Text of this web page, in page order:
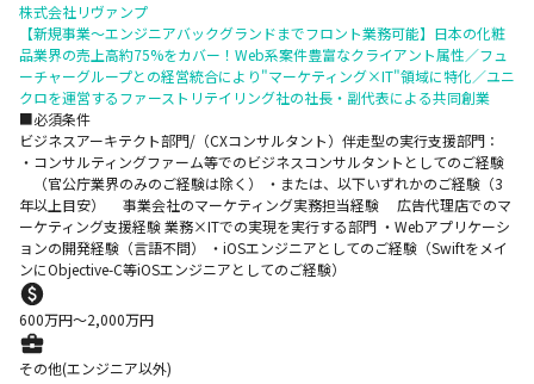
株式会社リヴァンプ
【新規事業～エンジニアバックグランドまでフロント業務可能】日本の化粧
品業界の売上高約75%をカバー！Web系案件豊富なクライアント属性／フュ
ーチャーグループとの経営統合により"マーケティング×IT"領域に特化／ユニ
クロを運営するファーストリテイリング社の社長・副代表による共同創業
■必須条件
ビジネスアーキテクト部門/（CXコンサルタント）伴走型の実行支援部門：
・コンサルティングファーム等でのビジネスコンサルタントとしてのご経験
（官公庁業界のみのご経験は除く） ・または、以下いずれかのご経験（3
年以上目安） 事業会社のマーケティング実務担当経験 広告代理店でのマ
ーケティング支援経験 業務×ITでの実現を実行する部門 ・Webアプリケーシ
ョンの開発経験（言語不問） ・iOSエンジニアとしてのご経験（Swiftをメイ
ンにObjective-C等iOSエンジニアとしてのご経験）
600万円〜2,000万円
その他(エンジニア以外)